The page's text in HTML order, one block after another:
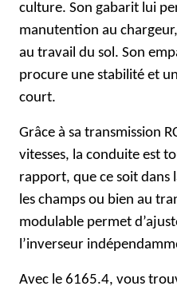
culture. Son gabarit lui
manutention au
au travail du sol. Son
procure une stabilité et
court.
Grâce à sa transmission
vitesses, la conduite est
rapport, que ce soit dans
les champs ou bien au
modulable permet
l’inverseur
Avec le 6165.4, vous